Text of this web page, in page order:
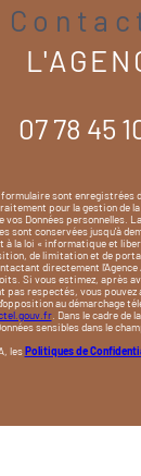
07 78 45
sont enregistrées
pour la gestion de
vos Données personnelles.
sont conservées jusqu'à
à la loi « informatique et
de limitation et de
directement
Si vous estimez, après
respectés, vous pouvez
au démarchage
. Dans le cadre de
sensibles dans le
lesPolitiques de